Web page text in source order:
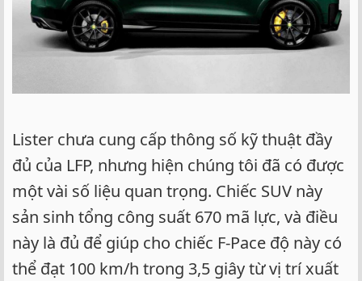
Lister chưa cung cấp thông số kỹ thuật đầy
đủ của LFP, nhưng hiện chúng tôi đã có được
một vài số liệu quan trọng. Chiếc SUV này
sản sinh tổng công suất 670 mã lực, và điều
này là đủ để giúp cho chiếc F-Pace độ này có
thể đạt 100 km/h trong 3,5 giây từ vị trí xuất